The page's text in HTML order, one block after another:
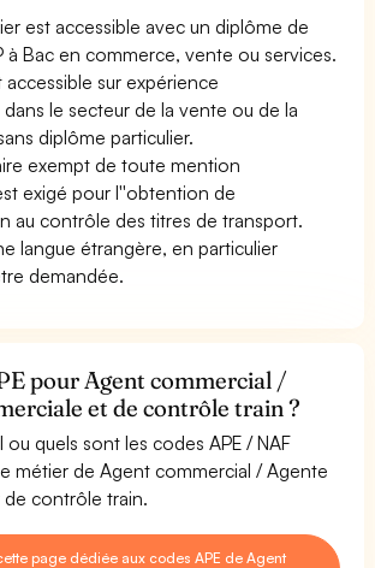
est accessible avec un diplôme de
à Bac en commerce, vente ou services.
sur expérience
le secteur de la vente ou de la
diplôme particulier.
exempt de toute mention
exigé pour l''obtention de
au contrôle des titres de transport.
langue étrangère, en particulier
demandée.
pour Agent commercial /
et de contrôle train ?
ou quels sont les codes APE / NAF
métier de Agent commercial / Agente
contrôle train.
page dédiée aux codes APE de Agent